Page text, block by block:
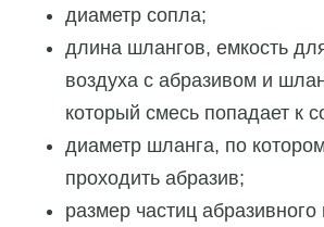
диаметр сопла;
длина шлангов, емкость
воздуха с абразивом и
который смесь попадает к
диаметр шланга, по
проходить абразив;
размер частиц